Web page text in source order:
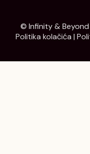
© Infinity & Beyond
Politika kolačića |